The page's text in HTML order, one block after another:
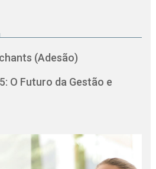
(Adesão)
O Futuro da Gestão e